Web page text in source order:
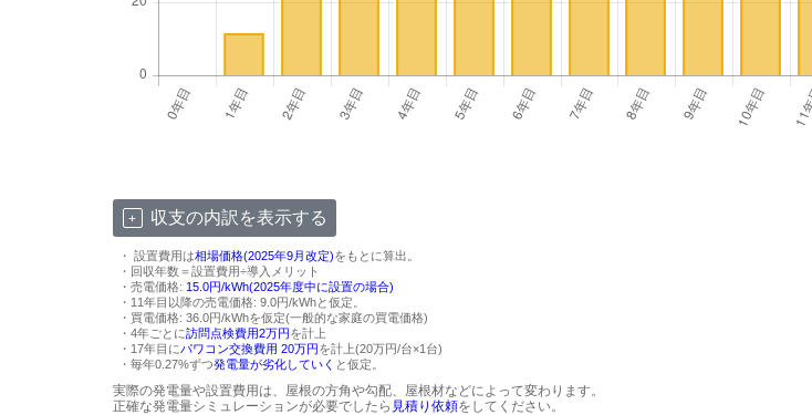
収支の内訳を表示する
・ 設置費用は相場価格(2025年9月改定)をもとに算出。
・回収年数＝設置費用÷導入メリット
・売電価格: 15.0円/kWh(2025年度中に設置の場合)
・11年目以降の売電価格: 9.0円/kWhと仮定。
・買電価格: 36.0円/kWhを仮定(一般的な家庭の買電価格)
・4年ごとに訪問点検費用2万円を計上
・17年目にパワコン交換費用 20万円を計上(20万円/台×1台)
・毎年0.27%ずつ発電量が劣化していく と仮定。
実際の発電量や設置費用は、屋根の方角や勾配、屋根材などによって変わります。
正確な発電量シミュレーションが必要でしたら 見積り依頼をしてください。